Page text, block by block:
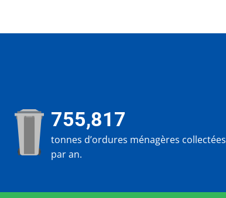
755,817
tonnes d’ordures ménagères collectées
par an.